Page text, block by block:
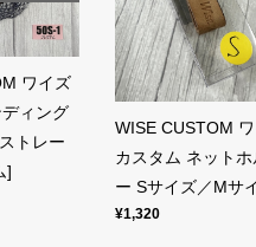
ワイズ
ィング
トレー
]
WISE CUSTOM
カスタム ネット
ー Sサイズ／Mサ
¥1,320